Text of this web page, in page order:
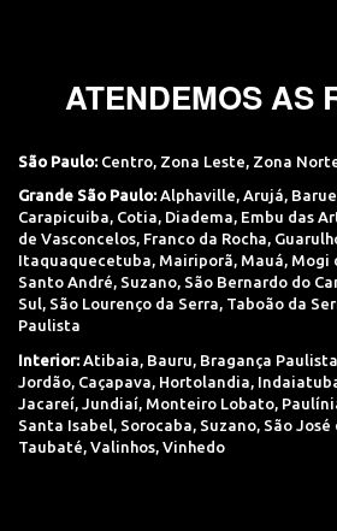
ATENDEMOS AS
São Paulo: Centro, Zona Leste, Zona
Grande São Paulo: Alphaville, Arujá,
Carapicuiba, Cotia, Diadema, Embu das
de Vasconcelos, Franco da Rocha,
Itaquaquecetuba, Mairiporã, Mauá, Mogi
Santo André, Suzano, São Bernardo do
Sul, São Lourenço da Serra, Taboão da
Paulista
Interior: Atibaia, Bauru, Bragança Paulista
Jordão, Caçapava, Hortolandia,
Jacareí, Jundiaí, Monteiro Lobato,
Santa Isabel, Sorocaba, Suzano, São José
Taubaté, Valinhos, Vinhedo